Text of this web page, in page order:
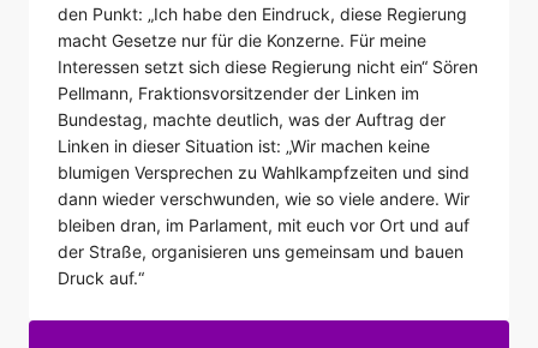
den Punkt: „Ich habe den Eindruck, diese Regierung
macht Gesetze nur für die Konzerne. Für meine
Interessen setzt sich diese Regierung nicht ein“ Sören
Pellmann, Fraktionsvorsitzender der Linken im
Bundestag, machte deutlich, was der Auftrag der
Linken in dieser Situation ist: „Wir machen keine
blumigen Versprechen zu Wahlkampfzeiten und sind
dann wieder verschwunden, wie so viele andere. Wir
bleiben dran, im Parlament, mit euch vor Ort und auf
der Straße, organisieren uns gemeinsam und bauen
Druck auf.“